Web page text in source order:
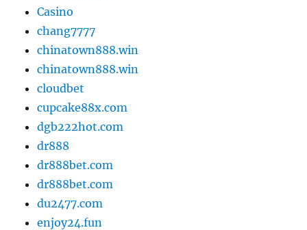
Casino
chang7777
chinatown888.win
chinatown888.win
cloudbet
cupcake88x.com
dgb222hot.com
dr888
dr888bet.com
dr888bet.com
du2477.com
enjoy24.fun